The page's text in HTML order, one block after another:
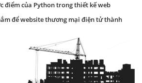
điểm của Python trong thiết kế web
để website thương mại điện tử thành